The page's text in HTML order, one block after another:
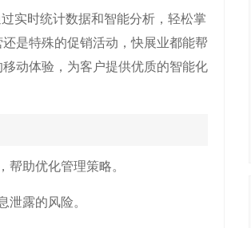
实时统计数据和智能分析，轻松掌
是特殊的促销活动，快展业都能帮
动体验，为客户提供优质的智能化
助优化管理策略。
露的风险。